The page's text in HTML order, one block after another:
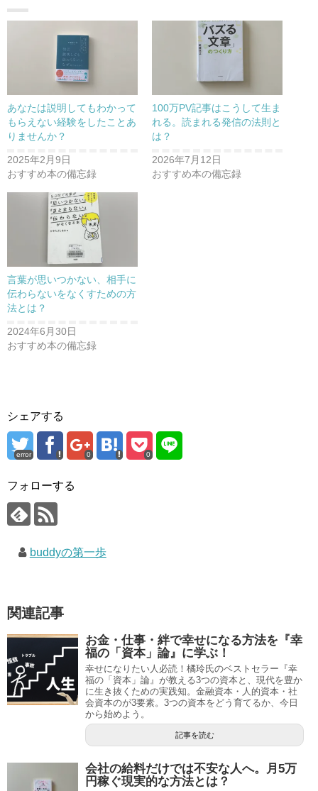
あなたは説明してもわかって
もらえない経験をしたことあ
りませんか？
2025年2月9日
おすすめ本の備忘録
100万PV記事はこうして生ま
れる。読まれる発信の法則と
は？
2026年7月12日
おすすめ本の備忘録
言葉が思いつかない、相手に
伝わらないをなくすための方
法とは？
2024年6月30日
おすすめ本の備忘録
シェアする
error 0 0
フォローする
buddyの第一歩
関連記事
お金・仕事・絆で幸せになる方法を『幸
福の「資本」論』に学ぶ！
幸せになりたい人必読！橘玲氏のベストセラー『幸
福の「資本」論』が教える3つの資本と、現代を豊か
に生き抜くための実践知。金融資本・人的資本・社
会資本のが3要素。3つの資本をどう育てるか、今日
から始めよう。
記事を読む
会社の給料だけでは不安な人へ。月5万
円稼ぐ現実的な方法とは？